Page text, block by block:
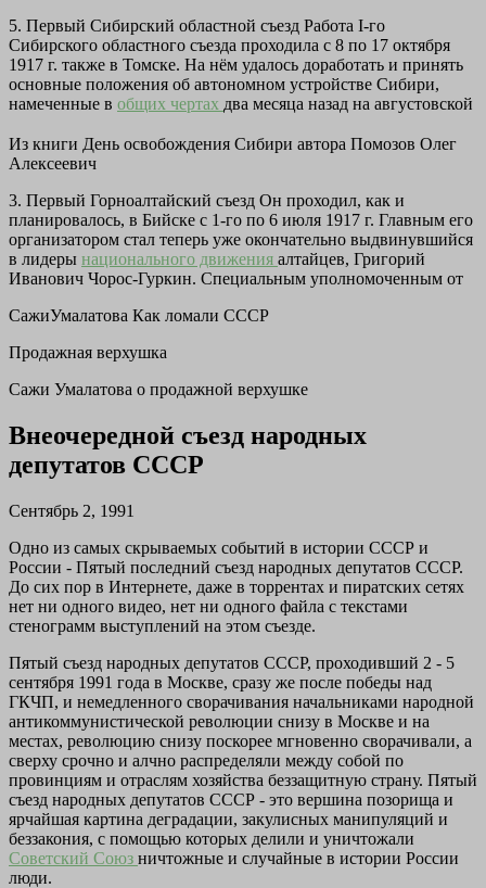
5. Первый Сибирский областной съезд Работа I-го
Сибирского областного съезда проходила с 8 по 17 октября
1917 г. также в Томске. На нём удалось доработать и принять
основные положения об автономном устройстве Сибири,
намеченные в общих чертах два месяца назад на августовской
Из книги День освобождения Сибири автора Помозов Олег
Алексеевич
3. Первый Горноалтайский съезд Он проходил, как и
планировалось, в Бийске с 1-го по 6 июля 1917 г. Главным его
организатором стал теперь уже окончательно выдвинувшийся
в лидеры национального движения алтайцев, Григорий
Иванович Чорос-Гуркин. Специальным уполномоченным от
СажиУмалатова Как ломали СССР
Продажная верхушка
Сажи Умалатова о продажной верхушке
Внеочередной съезд народных
депутатов СССР
Сентябрь 2, 1991
Одно из самых скрываемых событий в истории СССР и
России - Пятый последний съезд народных депутатов СССР.
До сих пор в Интернете, даже в торрентах и пиратских сетях
нет ни одного видео, нет ни одного файла с текстами
стенограмм выступлений на этом съезде.
Пятый съезд народных депутатов СССР, проходивший 2 - 5
сентября 1991 года в Москве, сразу же после победы над
ГКЧП, и немедленного сворачивания начальниками народной
антикоммунистической революции снизу в Москве и на
местах, революцию снизу поскорее мгновенно сворачивали, а
сверху срочно и алчно распределяли между собой по
провинциям и отраслям хозяйства беззащитную страну. Пятый
съезд народных депутатов СССР - это вершина позорища и
ярчайшая картина деградации, закулисных манипуляций и
беззакония, с помощью которых делили и уничтожали
Советский Союз ничтожные и случайные в истории России
люди.